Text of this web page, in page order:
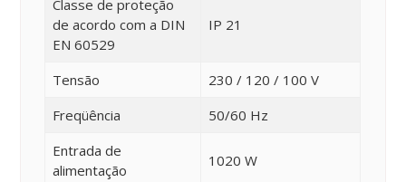
Classe de proteção
de acordo com a DIN
EN 60529
IP 21
Tensão
230 / 120 / 100 V
Freqüência
50/60 Hz
Entrada de
alimentação
1020 W